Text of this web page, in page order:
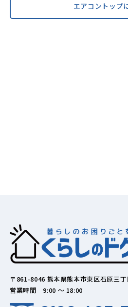
エアコントップ
〒861-8046 熊本県熊本市東区石原三
営業時間 9:00 ～ 18:00